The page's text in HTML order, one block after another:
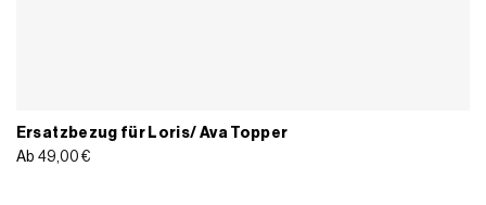
Ersatzbezug für Loris/ Ava Topper
Ab 49,00 €